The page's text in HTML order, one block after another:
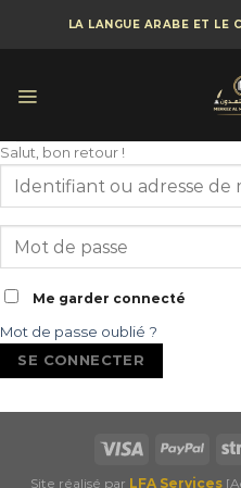
LA LANGUE ARABE ET LE
Salut, bon retour !
Me garder connecté
Mot de passe oublié ?
SE CONNECTER
Site réalisé par LFA Services